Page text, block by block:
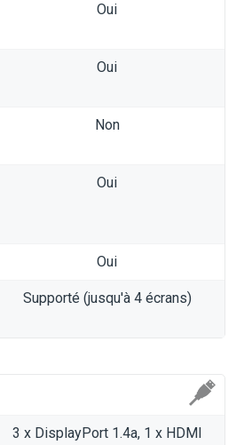
Oui
Oui
Non
Oui
Oui
Supporté (jusqu'à 4 écrans)
3 x DisplayPort 1.4a, 1 x HDMI